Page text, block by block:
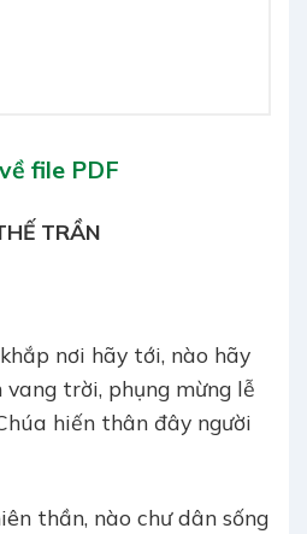
file PDF
TRẦN
nơi hãy tới, nào hãy
trời, phụng mừng lễ
hiến thân đây người
thần, nào chư dân sống